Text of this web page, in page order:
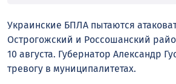
Украинские БПЛА пытаются
Острогожский и Россошанский
10 августа. Губернатор Александр
тревогу в муниципалитетах.